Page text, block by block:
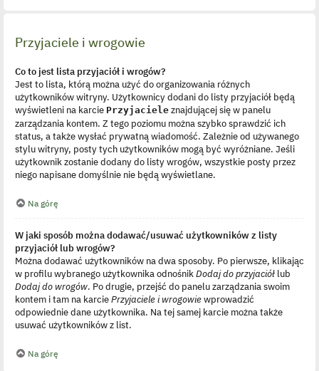
Przyjaciele i wrogowie
Co to jest lista przyjaciół i wrogów?
Jest to lista, którą można użyć do organizowania różnych
użytkowników witryny. Użytkownicy dodani do listy przyjaciół będą
wyświetleni na karcie Przyjaciele znajdującej się w panelu
zarządzania kontem. Z tego poziomu można szybko sprawdzić ich
status, a także wysłać prywatną wiadomość. Zależnie od używanego
stylu witryny, posty tych użytkowników mogą być wyróżniane. Jeśli
użytkownik zostanie dodany do listy wrogów, wszystkie posty przez
niego napisane domyślnie nie będą wyświetlane.
Na górę
W jaki sposób można dodawać/usuwać użytkowników z listy
przyjaciół lub wrogów?
Można dodawać użytkowników na dwa sposoby. Po pierwsze, klikając
w profilu wybranego użytkownika odnośnikDodaj do przyjaciół lub
Dodaj do wrogów. Po drugie, przejść do panelu zarządzania swoim
kontem i tam na karciePrzyjaciele i wrogowiewprowadzić
odpowiednie dane użytkownika. Na tej samej karcie można także
usuwać użytkowników z list.
Na górę